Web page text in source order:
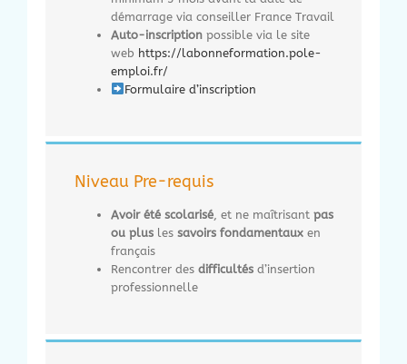
démarrage via conseiller France Travail
Auto-inscription possible via le site
web https://labonneformation.pole-
emploi.fr/
Formulaire d’inscription
Niveau Pre-requis
Avoir été scolarisé , et ne maîtrisant pas
ou plus les savoirs fondamentaux en
français
Rencontrer des difficultés d’insertion
professionnelle